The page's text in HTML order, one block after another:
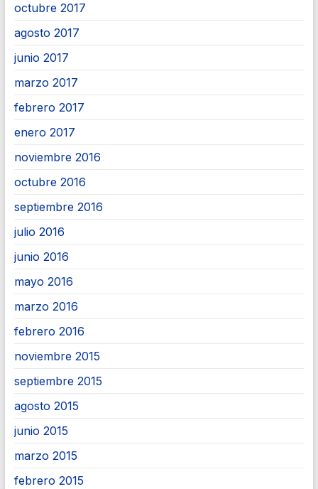
octubre 2017
agosto 2017
junio 2017
marzo 2017
febrero 2017
enero 2017
noviembre 2016
octubre 2016
septiembre 2016
julio 2016
junio 2016
mayo 2016
marzo 2016
febrero 2016
noviembre 2015
septiembre 2015
agosto 2015
junio 2015
marzo 2015
febrero 2015